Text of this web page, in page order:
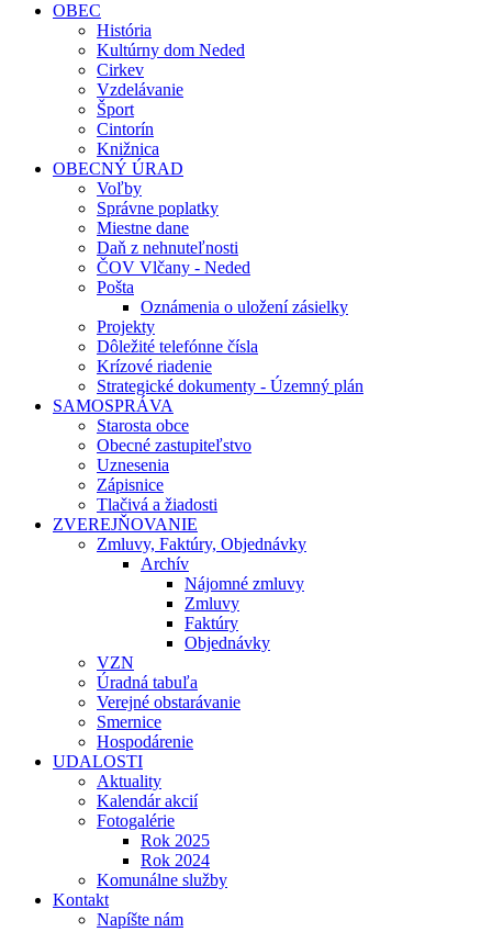
OBEC
História
Kultúrny dom Neded
Cirkev
Vzdelávanie
Šport
Cintorín
Knižnica
OBECNÝ ÚRAD
Voľby
Správne poplatky
Miestne dane
Daň z nehnuteľnosti
ČOV Vlčany - Neded
Pošta
Oznámenia o uložení zásielky
Projekty
Dôležité telefónne čísla
Krízové riadenie
Strategické dokumenty - Územný plán
SAMOSPRÁVA
Starosta obce
Obecné zastupiteľstvo
Uznesenia
Zápisnice
Tlačivá a žiadosti
ZVEREJŇOVANIE
Zmluvy, Faktúry, Objednávky
Archív
Nájomné zmluvy
Zmluvy
Faktúry
Objednávky
VZN
Úradná tabuľa
Verejné obstarávanie
Smernice
Hospodárenie
UDALOSTI
Aktuality
Kalendár akcií
Fotogalérie
Rok 2025
Rok 2024
Komunálne služby
Kontakt
Napíšte nám